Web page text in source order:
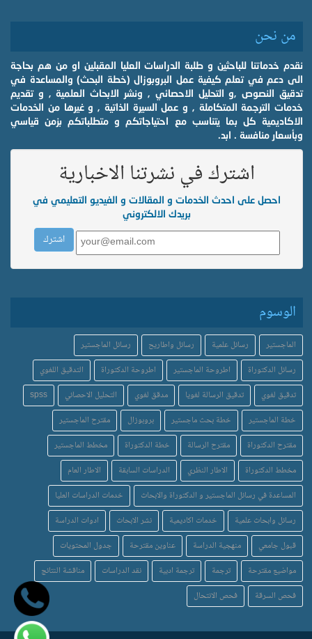
من نحن
نقدم خدماتنا للباحثين و طلبة الدراسات العليا المقبلين او من هم بحاجة
الى دعم في تعلم كيفية عمل البروبوزال (خطة البحث) والمساعدة في
تدقيق النصوص ,و التحليل الاحصائي , ونشر الابحاث العلمية , و تقديم
خدمات الترجمة المتكاملة , و عمل السيرة الذاتية , و غيرها من الخدمات
الاكاديمية كل بما يتناسب مع احتياجاتكم و متطلباتكم بزمن قياسي
وبأسعار منافسة . ابد.
اشترك في نشرتنا الاخبارية
احصل على احدث الخدمات و المقالات و الفيديو التعليمي في
بريدك الالكتروني
الوسوم
الماجستير رسائل علمية رسائل واطاريح
رسائل الماجستير
رسائل الدكتوراة
اطروحة الماجستير اطروحة الدكتوراة
التدقيق اللغوي
تدقيق لغوي
تدقيق الرسالة لغويا مدقق لغوي التحليل الاحصائي
spss
خطة الماجستير
خطة بحث ماجستير بروبوزال
مقترح الماجستير
مقترح الدكتوراة
مقترح الرسالة خطة الدكتوراة
مخطط الماجستير
مخطط الدكتوراة
الاطار النظري الدراسات السابقة
الاطار العام
المساعدة في رسائل الماجستير و الدكتوراة والابحاث
خدمات الدراسات العليا
رسائل وابحاث علمية
خدمات اكاديمية نشر الابحاث
ادوات الدراسة
قبول جامعي
منهجية الدراسة عناوين مقترحة
جدول المحتويات
مواضيع مقترحة
ترجمة ترجمة ادبية نقد الدراسات
مناقشة النتائج
فحص السرقة
فحص الانتحال